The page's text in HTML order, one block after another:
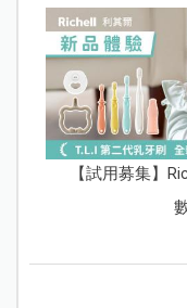
【試用募集】